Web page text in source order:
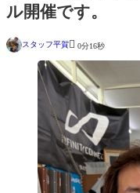
ル開催です。
スタッフ平賀 0分16秒